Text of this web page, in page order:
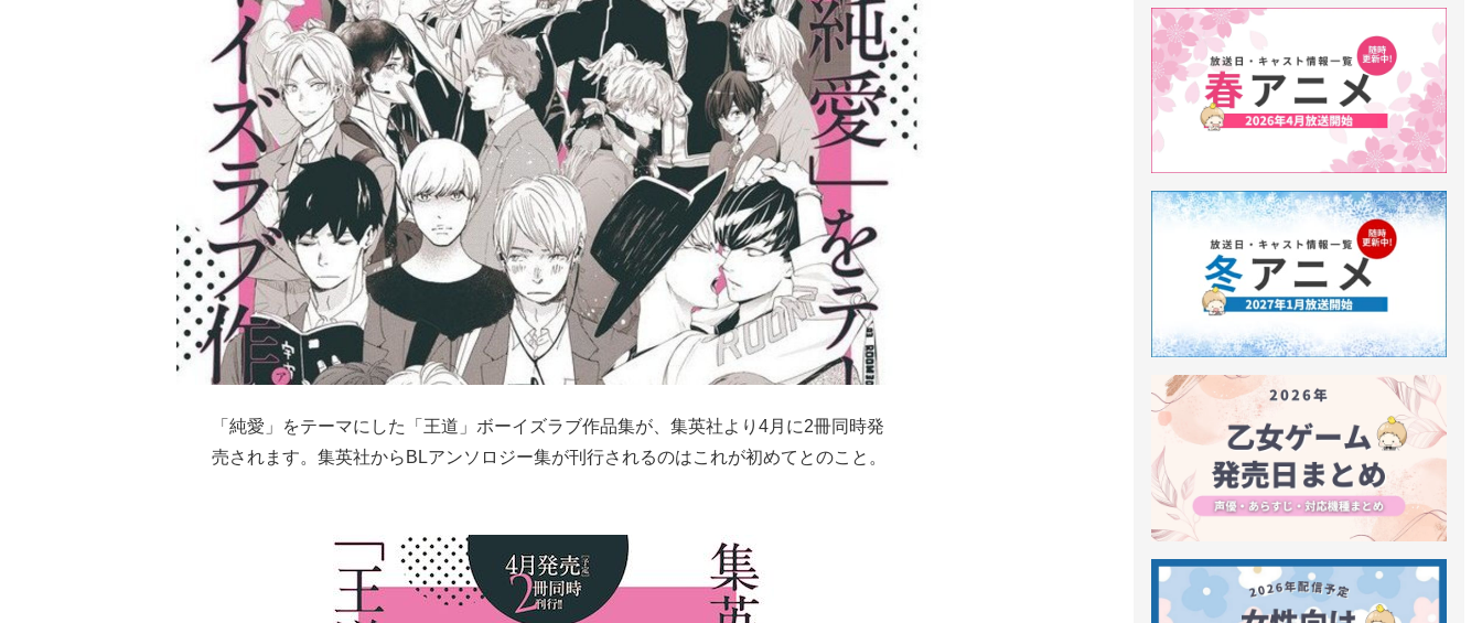
「純愛」をテーマにした「王道」ボーイズラブ作品集が、集英社より4月に2冊同時発
売されます。集英社からBLアンソロジー集が刊行されるのはこれが初めてとのこと。